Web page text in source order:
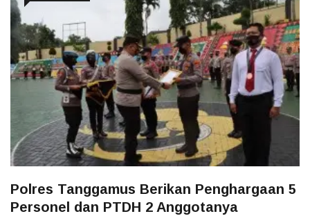
Polres Tanggamus Berikan Penghargaan 5
Personel dan PTDH 2 Anggotanya